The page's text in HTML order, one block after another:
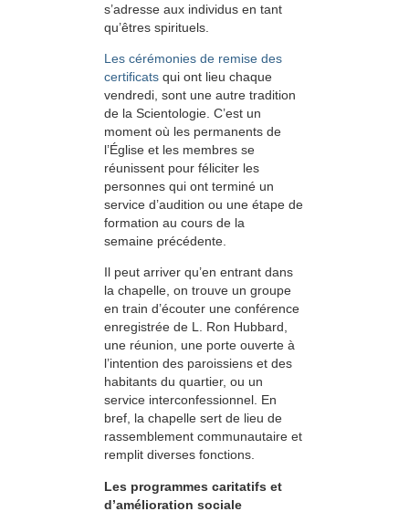
s’adresse aux individus en tant
qu’êtres spirituels.
Les cérémonies de remise des
certificats qui ont lieu chaque
vendredi, sont une autre tradition
de la Scientologie. C’est un
moment où les permanents de
l’Église et les membres se
réunissent pour féliciter les
personnes qui ont terminé un
service d’audition ou une étape de
formation au cours de la
semaine précédente.
Il peut arriver qu’en entrant dans
la chapelle, on trouve un groupe
en train d’écouter une conférence
enregistrée de L. Ron Hubbard,
une réunion, une porte ouverte à
l’intention des paroissiens et des
habitants du quartier, ou un
service interconfessionnel. En
bref, la chapelle sert de lieu de
rassemblement communautaire et
remplit diverses fonctions.
Les programmes caritatifs et
d’amélioration sociale